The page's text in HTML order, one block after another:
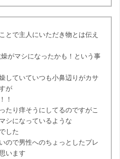
とで主人にいただき物とは伝え
がマシになったかも！という事
していていつも小鼻辺りがカサ
が
！
たり痒そうにしてるのですがこ
シになっているような
した
ので男性へのちょっとしたプレ
います